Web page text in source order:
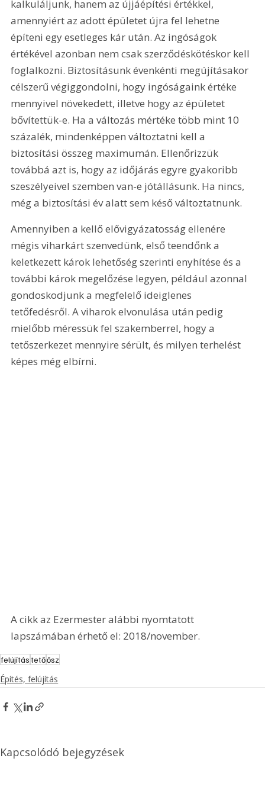
kalkuláljunk, hanem az újjáépítési értékkel,
amennyiért az adott épületet újra fel lehetne
építeni egy esetleges kár után. Az ingóságok
értékével azonban nem csak szerződéskötéskor kell
foglalkozni. Biztosításunk évenkénti megújításakor
célszerű végiggondolni, hogy ingóságaink értéke
mennyivel növekedett, illetve hogy az épületet
bővítettük-e. Ha a változás mértéke több mint 10
százalék, mindenképpen változtatni kell a
biztosítási összeg maximumán. Ellenőrizzük
továbbá azt is, hogy az időjárás egyre gyakoribb
szeszélyeivel szemben van-e jótállásunk. Ha nincs,
még a biztosítási év alatt sem késő változtatnunk.
Amennyiben a kellő elővigyázatosság ellenére
mégis viharkárt szenvedünk, első teendőnk a
keletkezett károk lehetőség szerinti enyhítése és a
további károk megelőzése legyen, például azonnal
gondoskodjunk a megfelelő ideiglenes
tetőfedésről. A viharok elvonulása után pedig
mielőbb méressük fel szakemberrel, hogy a
tetőszerkezet mennyire sérült, és milyen terhelést
képes még elbírni.
A cikk az Ezermester alábbi nyomtatott
lapszámában érhető el: 2018/november.
felújítástetőősz
Építés, felújítás
Kapcsolódó bejegyzések